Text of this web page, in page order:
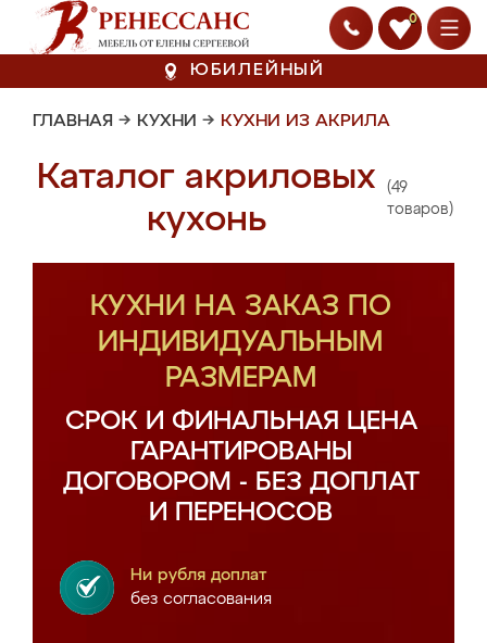
0
ЮБИЛЕЙНЫЙ
ГЛАВНАЯ → КУХНИ → КУХНИ ИЗ АКРИЛА
Каталог акриловых
кухонь
(49
товаров)
КУХНИ НА ЗАКАЗ ПО
ИНДИВИДУАЛЬНЫМ
РАЗМЕРАМ
СРОК И ФИНАЛЬНАЯ ЦЕНА
ГАРАНТИРОВАНЫ
ДОГОВОРОМ - БЕЗ ДОПЛАТ
И ПЕРЕНОСОВ
Ни рубля доплат
без согласования